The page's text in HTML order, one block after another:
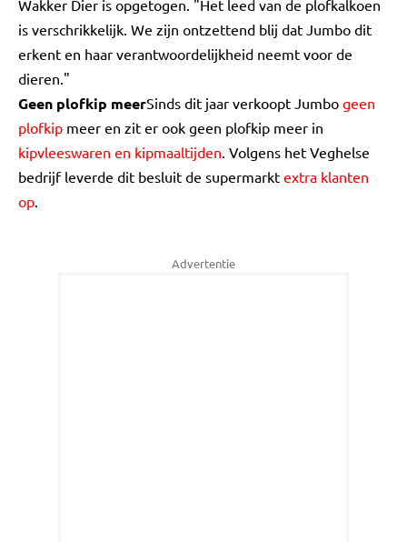
Wakker Dier is opgetogen. "Het leed van de plofkalkoen
is verschrikkelijk. We zijn ontzettend blij dat Jumbo dit
erkent en haar verantwoordelijkheid neemt voor de
dieren."
Geen plofkip meerSinds dit jaar verkoopt Jumbo geen
plofkip meer en zit er ook geen plofkip meer in
kipvleeswaren en kipmaaltijden. Volgens het Veghelse
bedrijf leverde dit besluit de supermarkt extra klanten
op.
Advertentie